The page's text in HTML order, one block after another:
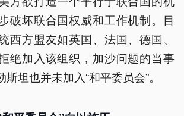
破坏联合国权威和工作机制。目
西方盟友如英国、法国、德国、
绝加入该组织，加沙问题的当事
坦也并未加入“和平委员会”。